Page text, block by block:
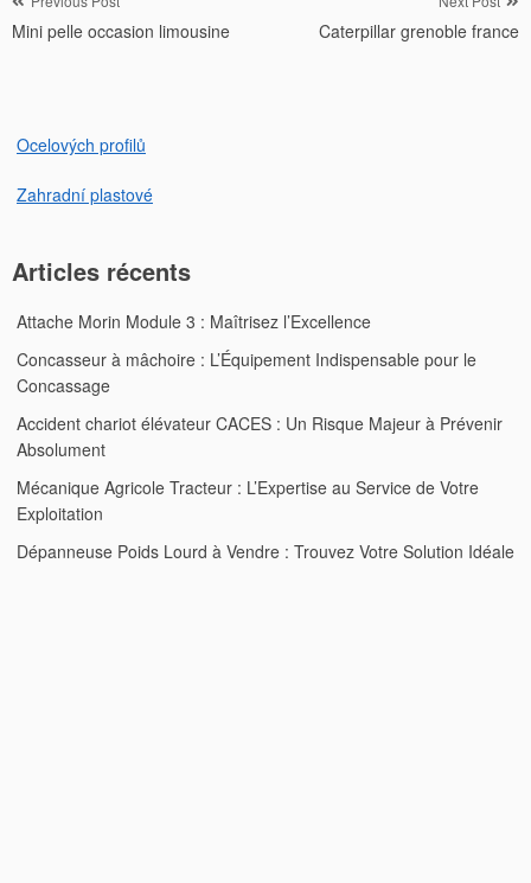
de
Mini pelle occasion limousine Caterpillar grenoble france
Ocelových profilů
Zahradní plastové
Articles récents
Attache Morin Module 3 : Maîtrisez l’Excellence
Concasseur à mâchoire : L’Équipement Indispensable pour le
Concassage
Accident chariot élévateur CACES : Un Risque Majeur à Prévenir
Absolument
Mécanique Agricole Tracteur : L’Expertise au Service de Votre
Exploitation
Dépanneuse Poids Lourd à Vendre : Trouvez Votre Solution Idéale